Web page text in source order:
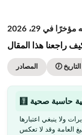
في 29، 2026
المصادر 🕖 التاريخ
حاسبة صحية
ولا ينبغي اعتبارها
العامة وقد لا تعكس